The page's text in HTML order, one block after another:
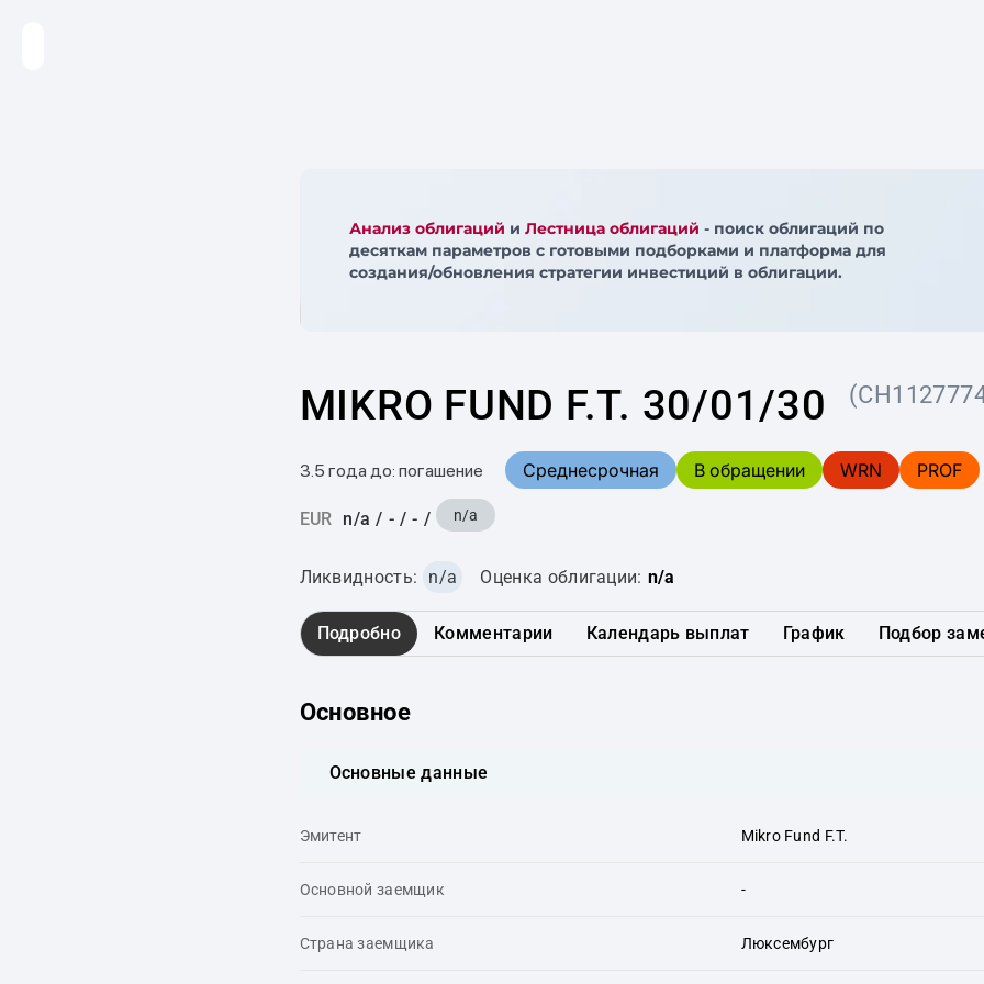
Анализ облигаций и Лестница облигаций - поиск облигаций по
десяткам параметров с готовыми подборками и платформа для
создания/обновления стратегии инвестиций в облигации.
MIKRO FUND F.T. 30/01/30
3.5 года до: погашение Среднесрочная В обращении WRN PROF
EUR n/a / - / - / n/a
Ликвидность: n/a Оценка облигации: n/a
Подробно Комментарии Календарь выплат График Подбор
Основное
Основные данные
Эмитент Mikro Fund F.T.
Основной заемщик -
Страна заемщика Люксембург